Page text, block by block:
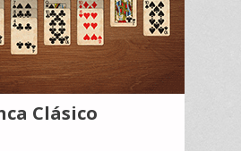
Clásico